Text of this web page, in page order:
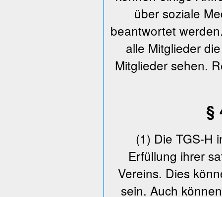
über soziale
beantwortet
alle Mitglieder
Mitglieder sehen.
§
(1) Die TGS-H
Erfüllung ihrer
Vereins. Dies
sein. Auch